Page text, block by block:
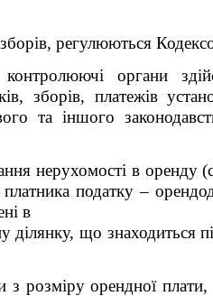
регулюються
органи
зборів, платежів
та іншого
нерухомості в оренду
податку –
в
що знаходиться
розміру орендної